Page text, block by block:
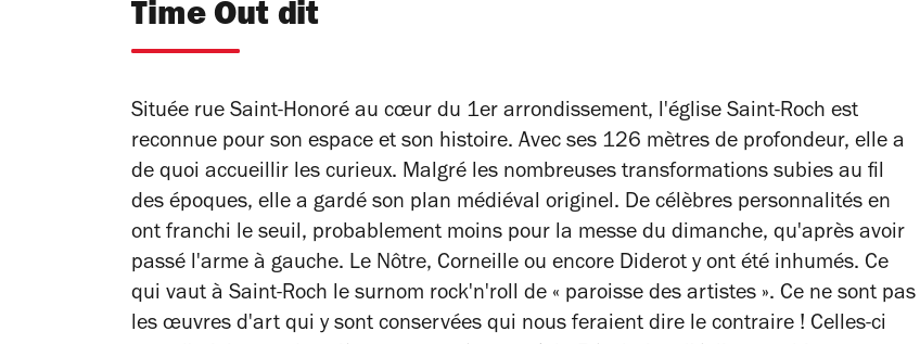
Time Out dit
Située rue Saint-Honoré au cœur du 1er arrondissement, l'église Saint-Roch est
reconnue pour son espace et son histoire. Avec ses 126 mètres de profondeur, elle a
de quoi accueillir les curieux. Malgré les nombreuses transformations subies au fil
des époques, elle a gardé son plan médiéval originel. De célèbres personnalités en
ont franchi le seuil, probablement moins pour la messe du dimanche, qu'après avoir
passé l'arme à gauche. Le Nôtre, Corneille ou encore Diderot y ont été inhumés. Ce
qui vaut à Saint-Roch le surnom rock'n'roll de « paroisse des artistes ». Ce ne sont pas
les œuvres d'art qui y sont conservées qui nous feraient dire le contraire ! Celles-ci